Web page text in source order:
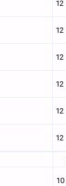
12
12
12
12
12
12
10